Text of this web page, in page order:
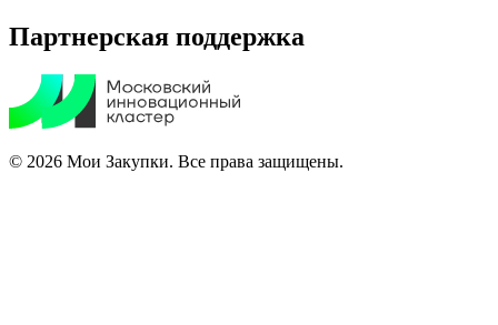
Партнерская поддержка
© 2026 Мои Закупки. Все права защищены.